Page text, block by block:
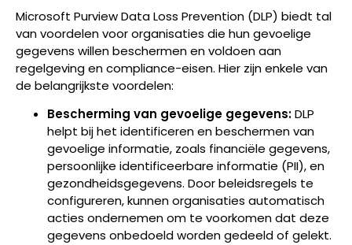
Microsoft Purview Data Loss Prevention (DLP) biedt tal
van voordelen voor organisaties die hun gevoelige
gegevens willen beschermen en voldoen aan
regelgeving en compliance-eisen. Hier zijn enkele van
de belangrijkste voordelen:
Bescherming van gevoelige gegevens:DLP
helpt bij het identificeren en beschermen van
gevoelige informatie, zoals financiële gegevens,
persoonlijke identificeerbare informatie (PII), en
gezondheidsgegevens. Door beleidsregels te
configureren, kunnen organisaties automatisch
acties ondernemen om te voorkomen dat deze
gegevens onbedoeld worden gedeeld of gelekt.